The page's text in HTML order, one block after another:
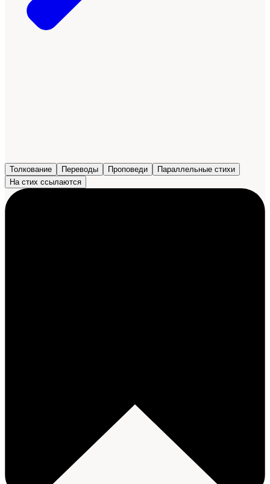
Толкование Переводы Проповеди
Параллельные стихи
На стих ссылаются